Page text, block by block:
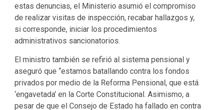
estas denuncias, el Ministerio asumió el compromiso
de realizar visitas de inspección, recabar hallazgos y,
si corresponde, iniciar los procedimientos
administrativos sancionatorios.
El ministro también se refirió al sistema pensional y
aseguró que “estamos batallando contra los fondos
privados por medio de la Reforma Pensional, que está
‘engavetada’ en la Corte Constitucional. Asimismo, a
pesar de que el Consejo de Estado ha fallado en contra